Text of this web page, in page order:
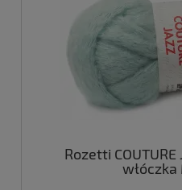
Rozetti COUTURE
włóczka